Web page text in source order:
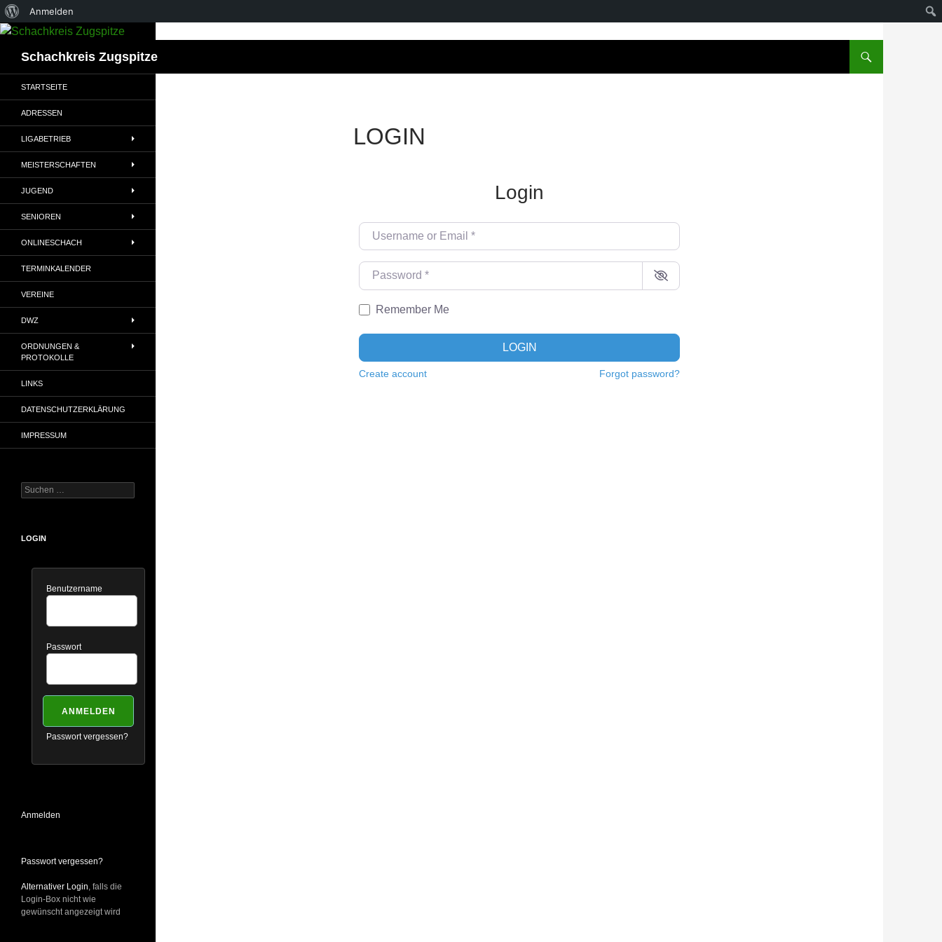
Über
WordPress
Anmelden
Zum
springenSchachkreis Zugspitze
LOGIN
Login
Username or Email
Password
Remember Me
LOGIN
Create account Forgot password?
STARTSEITE
ADRESSEN
LIGABETRIEB
MEISTERSCHAFTEN
JUGEND
SENIOREN
ONLINESCHACH
TERMINKALENDER
VEREINE
DWZ
ORDNUNGEN &
PROTOKOLLE
LINKS
DATENSCHUTZERKLÄRUNG
IMPRESSUM
Suchen
nach:
LOGIN
Benutzername
Passwort
Passwort vergessen?
Anmelden
Passwort vergessen?
Alternativer Login , falls die
Login-Box nicht wie
gewünscht angezeigt wird